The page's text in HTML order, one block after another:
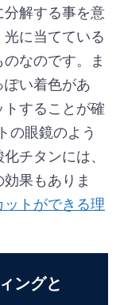
解する事を意
に当てている
なのです。ま
い着色があ
することが確
の眼鏡のよう
チタンには、
果もありま
トができる理
ングと